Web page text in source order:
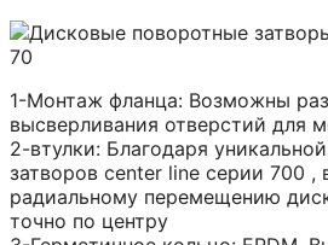
1-Монтаж фланца: Возможны
высверливания отверстий для
2-втулки: Благодаря
затворов center line серии 700 ,
радиальному перемещению
точно по центру